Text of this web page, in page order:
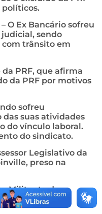
políticos.
O Ex Bancário sofreu
sendo
com trânsito em
PRF, que afirma
da PRF por motivos
sofreu
das suas atividades
do vínculo laboral.
do sindicato.
Legislativo da
preso na
– Militante do
– MCR,